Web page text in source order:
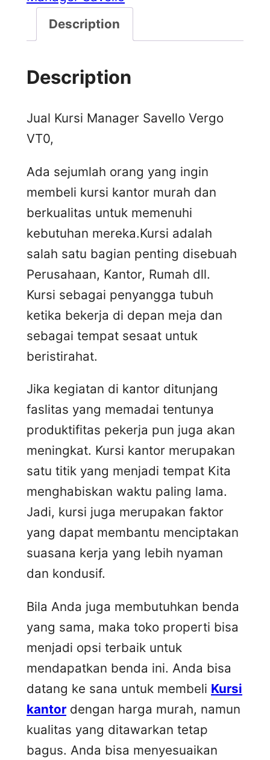
Description
Description
Jual Kursi Manager Savello Vergo
VT0,
Ada sejumlah orang yang ingin
membeli kursi kantor murah dan
berkualitas untuk memenuhi
kebutuhan mereka.Kursi adalah
salah satu bagian penting disebuah
Perusahaan, Kantor, Rumah dll.
Kursi sebagai penyangga tubuh
ketika bekerja di depan meja dan
sebagai tempat sesaat untuk
beristirahat.
Jika kegiatan di kantor ditunjang
faslitas yang memadai tentunya
produktifitas pekerja pun juga akan
meningkat. Kursi kantor merupakan
satu titik yang menjadi tempat Kita
menghabiskan waktu paling lama.
Jadi, kursi juga merupakan faktor
yang dapat membantu menciptakan
suasana kerja yang lebih nyaman
dan kondusif.
Bila Anda juga membutuhkan benda
yang sama, maka toko properti bisa
menjadi opsi terbaik untuk
mendapatkan benda ini. Anda bisa
datang ke sana untuk membeli Kursi
kantor dengan harga murah, namun
kualitas yang ditawarkan tetap
bagus. Anda bisa menyesuaikan